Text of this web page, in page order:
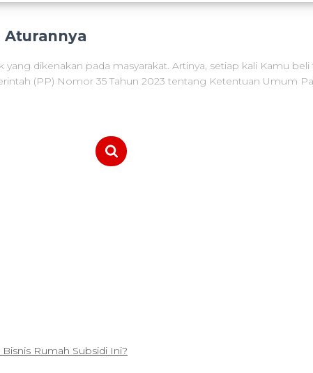
Aturannya
dikenakan pada masyarakat. Artinya, setiap kali Kamu
(PP) Nomor 35 Tahun 2023 tentang Ketentuan Umum
Rumah Subsidi Ini?